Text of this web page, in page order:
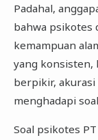
Padahal,
bahwa psikotes
kemampuan
yang konsisten,
berpikir, akurasi
menghadapi
Soal psikotes